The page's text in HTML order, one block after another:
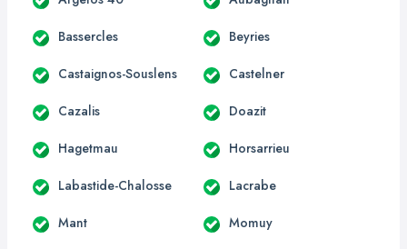
Bassercles Beyries
Castaignos-Souslens Castelner
Cazalis Doazit
Hagetmau Horsarrieu
Labastide-Chalosse Lacrabe
Mant Momuy